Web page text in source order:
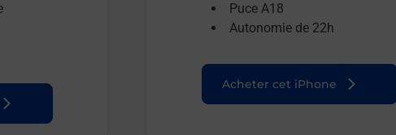
Puce A18
Autonomie de 22h
Acheter cet iPhone